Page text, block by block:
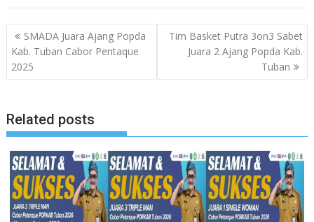
Navigasi
pos
SMADA Juara Ajang Popda
Kab. Tuban Cabor Pentaque
2025
Tim Basket Putra 3on3 Sabet
Juara 2 Ajang Popda Kab.
Tuban
Related posts